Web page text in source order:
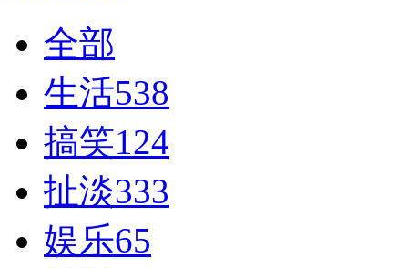
全部
生活538
搞笑124
扯淡333
娱乐65